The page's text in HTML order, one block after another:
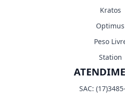
Kratos
Optimus
Peso
Station
SAC: